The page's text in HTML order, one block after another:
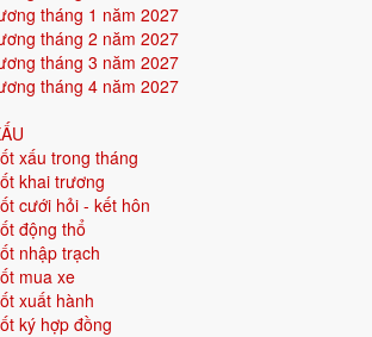
tháng 1 năm 2027
tháng 2 năm 2027
tháng 3 năm 2027
tháng 4 năm 2027
xấu trong tháng
khai trương
cưới hỏi - kết hôn
động thổ
nhập trạch
mua xe
xuất hành
ký hợp đồng
Thập Bát Túvà ngày cấm kỵ; ngày điểm cao
sách ngày tốt cho từng việc. Có thể chọn xem
xem ngày tốt xấu theo tuổi
hợp tuổi gia chủ.
31/10/2029
(31 ngày), mỗi việc có số ngày
tốt ·Khai trương: 13 ngày tốt ·
trạch: 13 ngày tốt ·
tốt ·Mua xe
để xem chi tiết giờ hoàng đạo, sao, trực,